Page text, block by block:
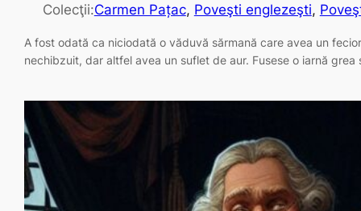
Colecţii:Carmen Pațac, Poveşti englezeşti,
A fost odată ca niciodată o văduvă sărmană care avea un
nechibzuit, dar altfel avea un suflet de aur. Fusese o iarnă